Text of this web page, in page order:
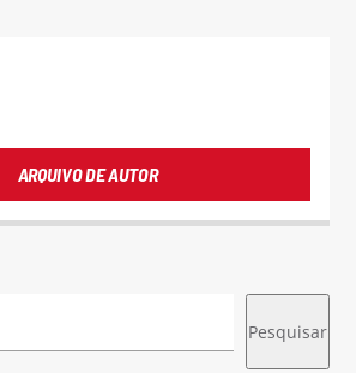
ARQUIVO DE AUTOR
Pesquisar